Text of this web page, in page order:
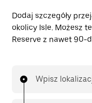
Dodaj szczegóły
okolicy Isle. Możesz
Reserve z nawet 90-
Wpisz